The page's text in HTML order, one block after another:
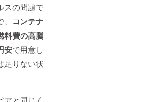
スの問題で
コンテナ
料費の高騰
安で用意し
足りない状